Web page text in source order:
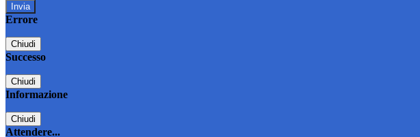
Errore
Chiudi
Successo
Chiudi
Informazione
Chiudi
Attendere...